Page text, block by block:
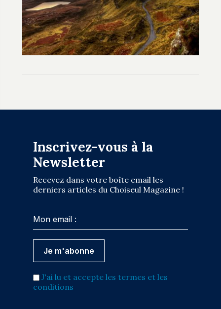
Inscrivez-vous à la
Newsletter
Recevez dans votre boîte email les
derniers articles du Choiseul Magazine !
J'ai lu et accepte les termes et les
conditions